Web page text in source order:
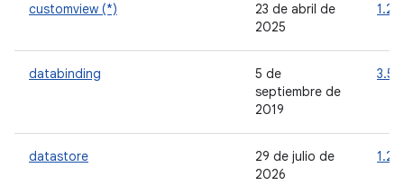
customview (*)
23 de abril de
2025
databinding
5 de
septiembre de
2019
datastore
29 de julio de
2026
1.2.1